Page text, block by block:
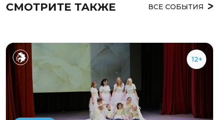
СМОТРИТЕ ТАКЖЕ ВСЕ СОБЫТИЯ
12+